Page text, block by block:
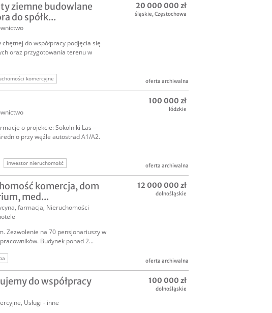
sprzedam hotel butikowy
ziemne budowlane
do spółk...
do współpracy podjęcia się
oraz przygotowania terenu w
komercyjne
inwestor nieruchomość
20 000 000 zł
śląskie,Częstochowa
oferta archiwalna
o projekcie: Sokolniki Las –
przy węźle autostrad A1/A2.
inwestor nieruchomość
100 000 zł
łódzkie
oferta archiwalna
komercja, dom
med...
farmacja, Nieruchomości
Zezwolenie na 70 pensjonariuszy w
Budynek ponad 2...
12 000 000 zł
dolnośląskie
oferta archiwalna
do współpracy
, Usługi - inne
100 000 zł
dolnośląskie